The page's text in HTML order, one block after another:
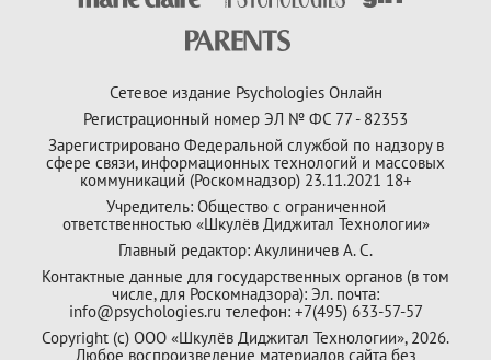
Сетевое издание Psychologies Онлайн
Регистрационный номер ЭЛ № ФС 77 - 82353
Зарегистрировано Федеральной службой по надзору в
сфере связи, информационных технологий и массовых
коммуникаций (Роскомнадзор) 23.11.2021 18+
Учредитель: Общество с ограниченной
ответственностью «Шкулёв Диджитал Технологии»
Главный редактор: Акулиничев А. С.
Контактные данные для государственных органов (в том
числе, для Роскомнадзора): Эл. почта:
info@psychologies.ru телефон: +7(495) 633-57-57
Copyright (с) ООО «Шкулёв Диджитал Технологии», 2026.
Любое воспроизведение материалов сайта без